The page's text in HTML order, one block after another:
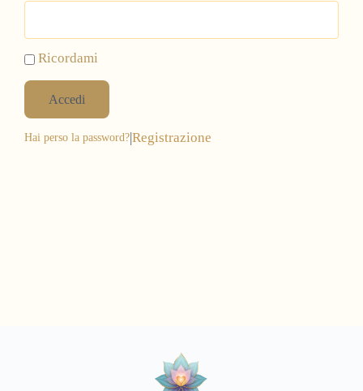
Ricordami
Accedi
Hai perso la password?|Registrazione